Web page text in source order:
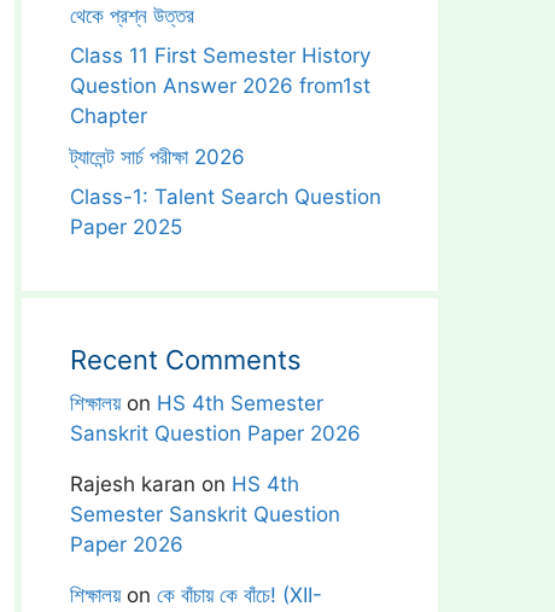
থেকে প্রশ্ন উত্তর
Class 11 First Semester History
Question Answer 2026 from1st
Chapter
ট্যালেন্ট সার্চ পরীক্ষা 2026
Class-1: Talent Search Question
Paper 2025
Recent Comments
শিক্ষালয়on HS 4th Semester
Sanskrit Question Paper 2026
Rajesh karan on HS 4th
Semester Sanskrit Question
Paper 2026
শিক্ষালয়on কে বাঁচায় কে বাঁচে! (XII-